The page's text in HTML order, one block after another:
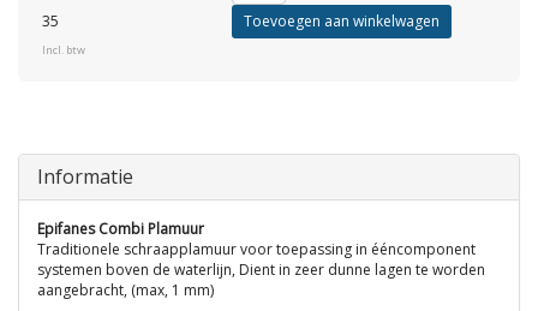
35
Incl. btw
Toevoegen aan winkelwagen
Informatie
Epifanes Combi Plamuur
Traditionele schraapplamuur voor toepassing in ééncomponent
systemen boven de waterlijn, Dient in zeer dunne lagen te worden
aangebracht, (max, 1 mm)